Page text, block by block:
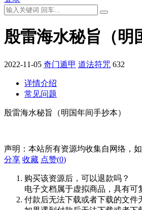
殷雷海水秘旨（明
2022-11-05 奇门遁甲 道法符咒 632
详情介绍
常见问题
殷雷海水秘旨（明国年间手抄本）
声明：本站所有资源均收集自网络，
分享 收藏 点赞(0)
购买该资源后，可以退款吗？
电子文档属于虚拟商品，具有可
付款后无法下载或者下载的文件